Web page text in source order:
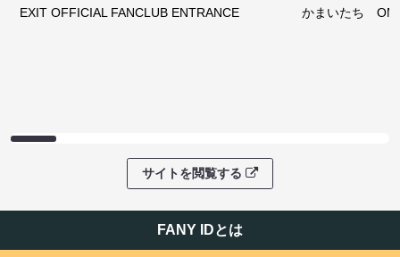
EXIT OFFICIAL FANCLUB ENTRANCE かまいたち
サイトを閲覧する
FANY IDとは